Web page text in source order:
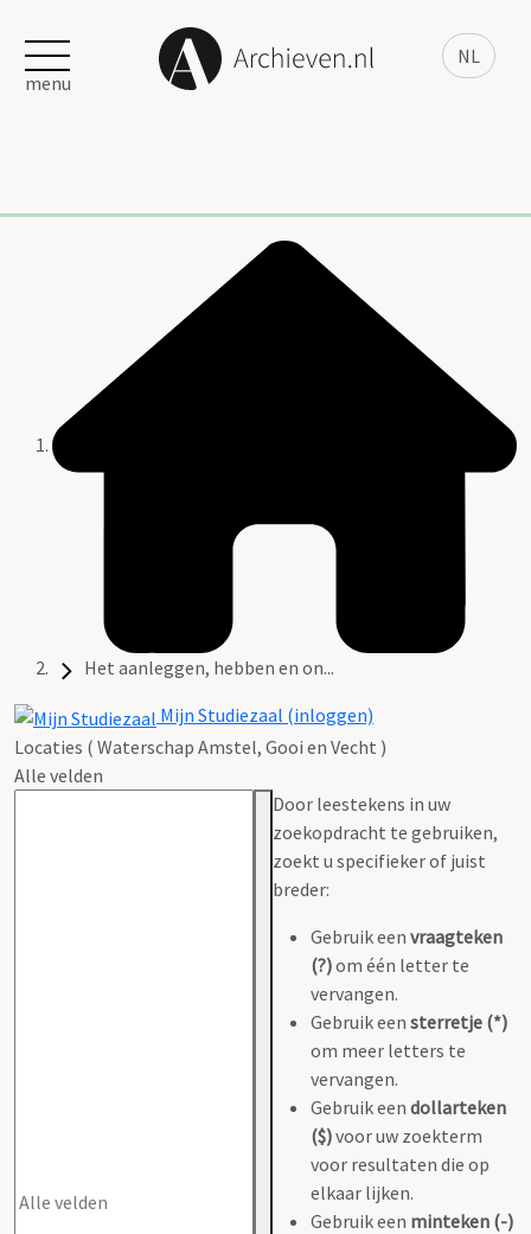
NL
menu
Het aanleggen, hebben en on...
Mijn Studiezaal (inloggen)
Locaties ( Waterschap Amstel, Gooi en Vecht )
Alle velden
Door leestekens in uw
zoekopdracht te gebruiken,
zoekt u specifieker of juist
breder:
Gebruik een vraagteken
(?)om één letter te
vervangen.
Gebruik een sterretje (*)
om meer letters te
vervangen.
Gebruik een dollarteken
($)voor uw zoekterm
voor resultaten die op
elkaar lijken.
Gebruik een minteken (-)